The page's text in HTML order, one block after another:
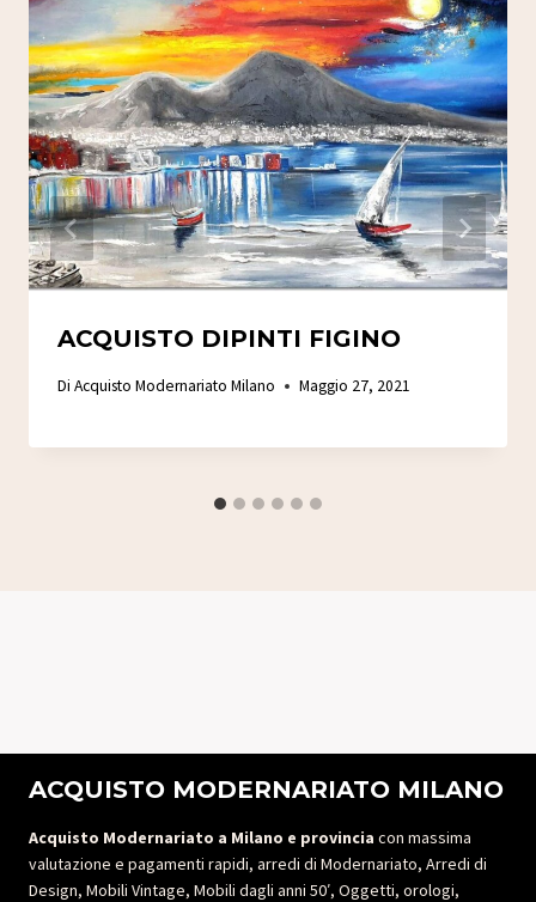
ACQUISTO DIPINTI FIGINO
Di Acquisto Modernariato Milano Maggio 27, 2021
ACQUISTO MODERNARIATO MILANO
Acquisto Modernariato a Milano e provincia con massima
valutazione e pagamenti rapidi, arredi di Modernariato, Arredi di
Design, Mobili Vintage, Mobili dagli anni 50′, Oggetti, orologi,